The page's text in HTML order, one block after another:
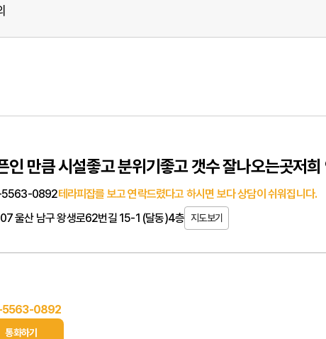
인 만큼 시설좋고 분위기좋고 갯수 잘나오는곳저희
0892테라피잡를 보고 연락드렸다고 하시면 보다 상담이 쉬워집니다.
울산 남구 왕생로62번길 15-1 (달동)4층 지도보기
5563-0892
통화하기